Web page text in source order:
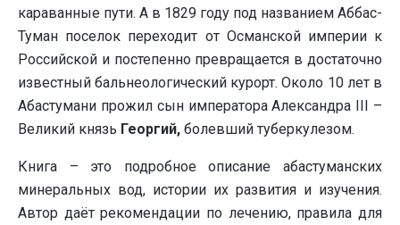
караванные пути. А в 1829 году под названием Аббас-
Туман поселок переходит от Османской империи к
Российской и постепенно превращается в достаточно
известный бальнеологический курорт. Около 10 лет в
Абастумани прожил сын императора Александра III –
Великий князь Георгий, болевший туберкулезом.
Книга – это подробное описание абастуманских
минеральных вод, истории их развития и изучения.
Автор даёт рекомендации по лечению, правила для